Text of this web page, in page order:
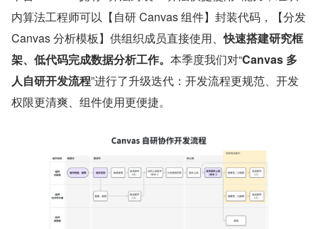
内算法工程师可以【自研 Canvas 组件】封装代码，【分发
Canvas 分析模板】供组织成员直接使用、快速搭建研究框
架、低代码完成数据分析工作。 本季度我们对“Canvas 多
人自研开发流程”进行了升级迭代：开发流程更规范、开发
权限更清爽、组件使用更便捷。